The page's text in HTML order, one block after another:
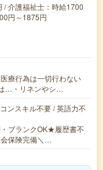
/ 介護福祉士：時給1700
円～1875円
療行為は一切行わない
…・リネンやシ…
ンスキル不要 / 英語力不
ブランクOK★履歴書不
保険完備＼…